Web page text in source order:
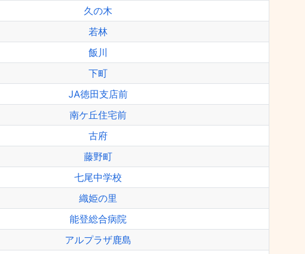
久の木
若林
飯川
下町
JA徳田支店前
南ケ丘住宅前
古府
藤野町
七尾中学校
織姫の里
能登総合病院
アルプラザ鹿島